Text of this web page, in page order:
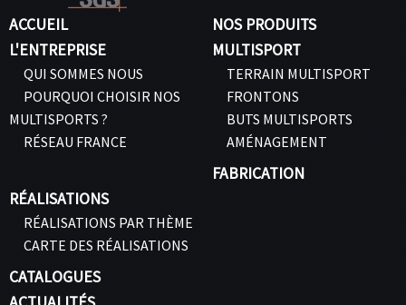
ACCUEIL
L'ENTREPRISE
QUI SOMMES NOUS
POURQUOI CHOISIR NOS
MULTISPORTS ?
RÉSEAU FRANCE
NOS PRODUITS
MULTISPORT
TERRAIN MULTISPORT
FRONTONS
BUTS MULTISPORTS
AMÉNAGEMENT
FABRICATION
RÉALISATIONS
RÉALISATIONS PAR THÈME
CARTE DES RÉALISATIONS
CATALOGUES